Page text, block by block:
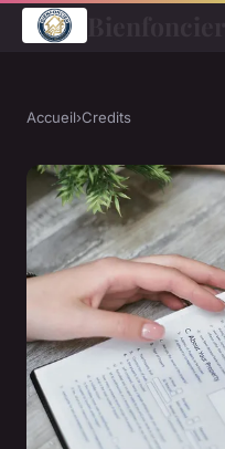
Accueil›Credits